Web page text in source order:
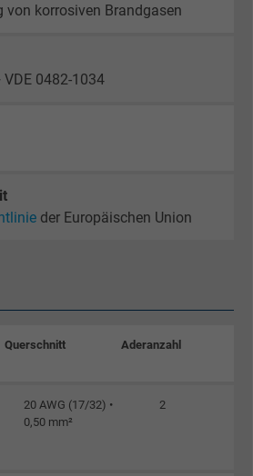
von korrosiven Brandgasen
VDE 0482-1034
der Europäischen Union
Querschnitt Aderanzahl
20 AWG (17/32) •
0,50 mm²
2